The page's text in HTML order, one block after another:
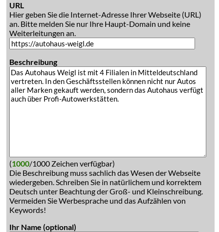
URL
Hier geben Sie die Internet-Adresse Ihrer Webseite (URL)
an. Bitte melden Sie nur Ihre Haupt-Domain und keine
Weiterleitungen an.
Beschreibung
(1000/1000 Zeichen verfügbar)
Die Beschreibung muss sachlich das Wesen der Webseite
wiedergeben. Schreiben Sie in natürlichem und korrektem
Deutsch unter Beachtung der Groß- und Kleinschreibung.
Vermeiden Sie Werbesprache und das Aufzählen von
Keywords!
Ihr Name (optional)